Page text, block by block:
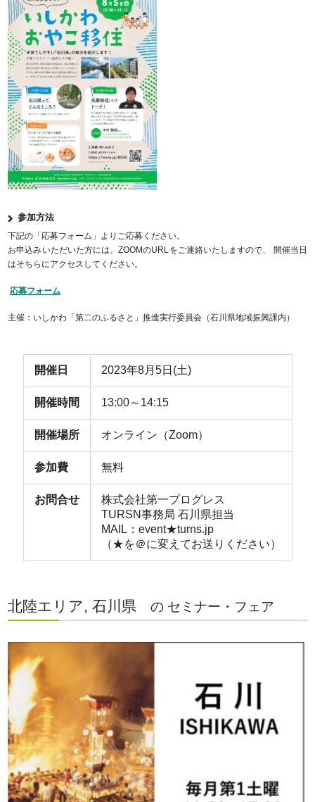
参加方法
下記の「応募フォーム」よりご応募ください。
お申込みいただいた方には、ZOOMのURLをご連絡いたしますので、 開催当日
はそちらにアクセスしてください。
応募フォーム
主催：いしかわ「第二のふるさと」推進実行委員会（石川県地域振興課内）
開催日 2023年8月5日(土)
開催時間 13:00～14:15
開催場所 オンライン（Zoom）
参加費 無料
お問合せ
株式会社第一プログレス
TURSN事務局 石川県担当
MAIL：event★turns.jp
（★を＠に変えてお送りください）
北陸エリア, 石川県 の セミナー・フェア